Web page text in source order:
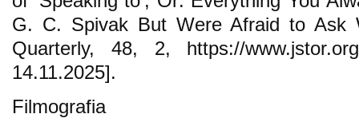
G. C. Spivak But Were Afraid to Ask
Quarterly, 48, 2, https://
14.11.2025].
Filmografia